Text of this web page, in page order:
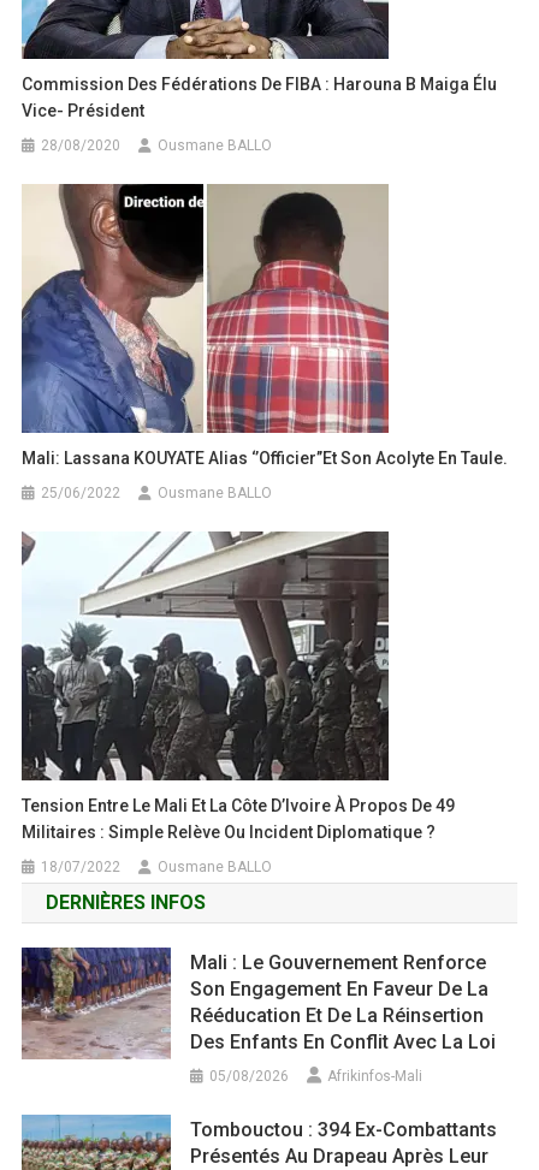
Commission Des Fédérations De FIBA : Harouna B Maiga Élu
Vice- Président
28/08/2020 Ousmane BALLO
Mali: Lassana KOUYATE Alias ‘’Officier’’et Son Acolyte En Taule.
25/06/2022 Ousmane BALLO
Tension Entre Le Mali Et La Côte D’Ivoire À Propos De 49
Militaires : Simple Relève Ou Incident Diplomatique ?
18/07/2022 Ousmane BALLO
DERNIÈRES INFOS
Mali : Le Gouvernement Renforce
Son Engagement En Faveur De La
Rééducation Et De La Réinsertion
Des Enfants En Conflit Avec La Loi
05/08/2026 Afrikinfos-Mali
Tombouctou : 394 Ex-Combattants
Présentés Au Drapeau Après Leur